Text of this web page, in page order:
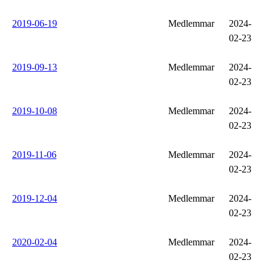
2019-06-19 Medlemmar
2024-
02-23
2019-09-13 Medlemmar
2024-
02-23
2019-10-08 Medlemmar
2024-
02-23
2019-11-06 Medlemmar
2024-
02-23
2019-12-04 Medlemmar
2024-
02-23
2020-02-04 Medlemmar
2024-
02-23